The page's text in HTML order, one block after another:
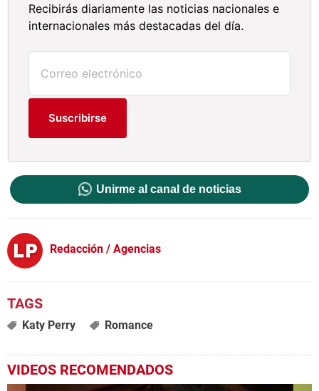
Recibirás diariamente las noticias nacionales e
internacionales más destacadas del día.
Suscribirse
Unirme al canal de noticias
Redacción / Agencias
Katy Perry Romance
VIDEOS RECOMENDADOS